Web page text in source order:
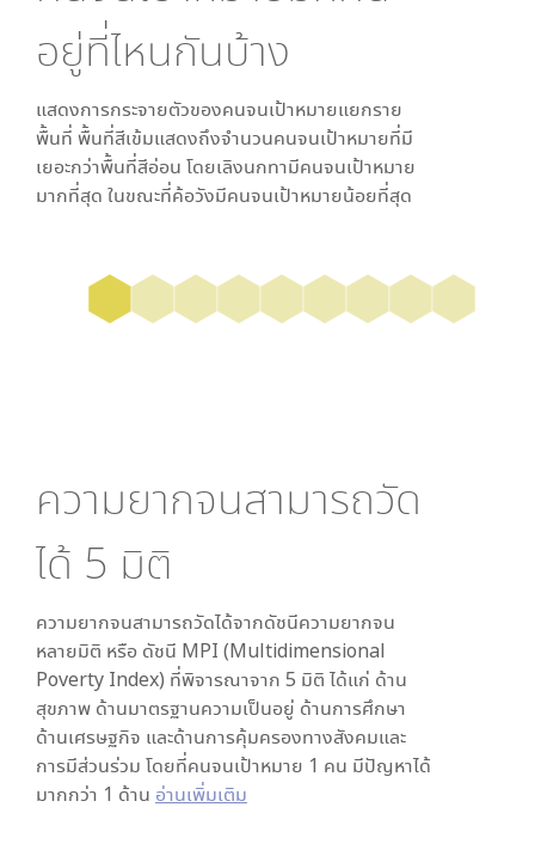
อยู่ที่ไหนกันบ้าง
แสดงการกระจายตัวของคนจนเป้าหมายแยกราย
พื้นที่ พื้นที่สีเข้มแสดงถึงจำนวนคนจนเป้าหมายที่มี
เยอะกว่าพื้นที่สีอ่อน โดยเลิงนกทามีคนจนเป้าหมาย
มากที่สุด ในขณะที่ค้อวังมีคนจนเป้าหมายน้อยที่สุด
ความยากจนสามารถวัด
ได้ 5 มิติ
ความยากจนสามารถวัดได้จากดัชนีความยากจน
หลายมิติ หรือ ดัชนี MPI (Multidimensional
Poverty Index) ที่พิจารณาจาก 5 มิติ ได้แก่ ด้าน
สุขภาพ ด้านมาตรฐานความเป็นอยู่ ด้านการศึกษา
ด้านเศรษฐกิจ และด้านการคุ้มครองทางสังคมและ
การมีส่วนร่วม โดยที่คนจนเป้าหมาย 1 คน มีปัญหาได้
มากกว่า 1 ด้าน อ่านเพิ่มเติม